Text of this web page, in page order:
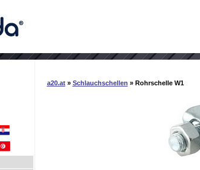
a20.at» Schlauchschellen » Rohrschelle W1